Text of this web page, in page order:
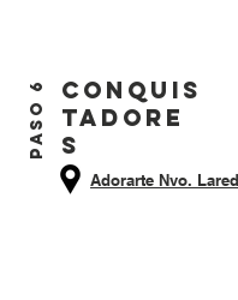
PASO 6
CONQUIS
TADORE
S
Adorarte Nvo.